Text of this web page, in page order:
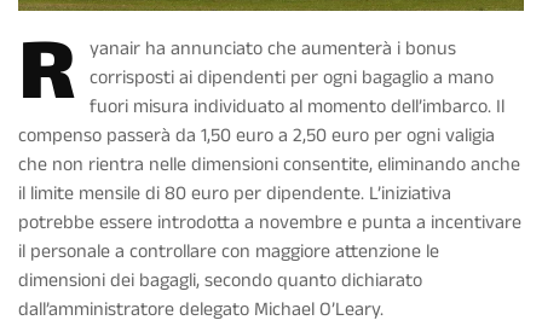
R yanair ha annunciato che aumenterà i bonus
corrisposti ai dipendenti per ogni bagaglio a mano
fuori misura individuato al momento dell’imbarco. Il
compenso passerà da 1,50 euro a 2,50 euro per ogni valigia
che non rientra nelle dimensioni consentite, eliminando anche
il limite mensile di 80 euro per dipendente. L’iniziativa
potrebbe essere introdotta a novembre e punta a incentivare
il personale a controllare con maggiore attenzione le
dimensioni dei bagagli, secondo quanto dichiarato
dall’amministratore delegato Michael O’Leary.